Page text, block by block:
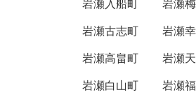
岩瀬入船町
岩瀬
岩瀬古志町
岩瀬
岩瀬高畠町
岩瀬
岩瀬白山町
岩瀬